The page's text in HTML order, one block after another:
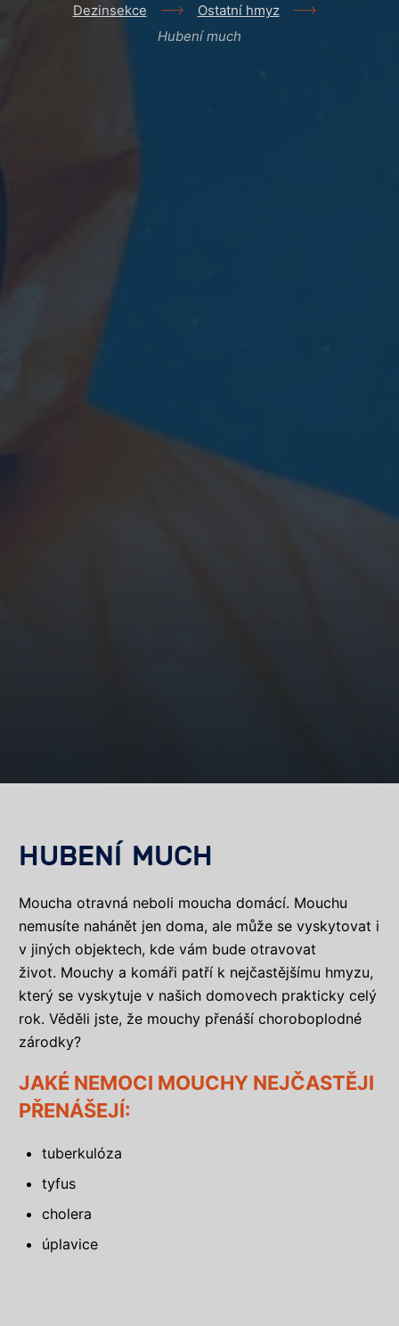
Dezinsekce
Ostatní hmyz
Hubení much
HUBENÍ MUCH
Moucha otravná neboli moucha domácí. Mouchu
nemusíte nahánět jen doma, ale může se vyskytovat i
v jiných objektech, kde vám bude otravovat
život. Mouchy a komáři patří k nejčastějšímu hmyzu,
který se vyskytuje v našich domovech prakticky celý
rok. Věděli jste, že mouchy přenáší choroboplodné
zárodky?
JAKÉ NEMOCI MOUCHY NEJČASTĚJI
PŘENÁŠEJÍ:
tuberkulóza
tyfus
cholera
úplavice